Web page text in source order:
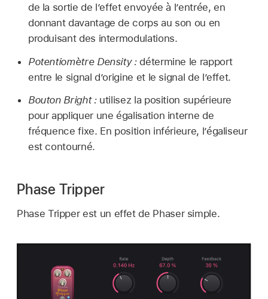
de la sortie de l’effet envoyée à l’entrée, en
donnant davantage de corps au son ou en
produisant des intermodulations.
Potentiomètre Density :détermine le rapport
entre le signal d’origine et le signal de l’effet.
Bouton Bright :utilisez la position supérieure
pour appliquer une égalisation interne de
fréquence fixe. En position inférieure, l’égaliseur
est contourné.
Phase Tripper
Phase Tripper est un effet de Phaser simple.